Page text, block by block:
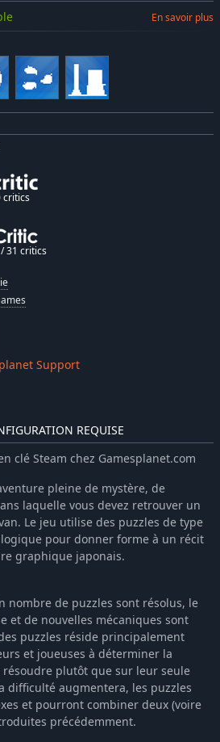
REQUISE
clé Steam chez Gamesplanet.com
pleine de mystère, de
laquelle vous devez retrouver un
Le jeu utilise des puzzles de type
pour donner forme à un récit
graphique japonais.
nombre de puzzles sont résolus, le
et de nouvelles mécaniques sont
puzzles réside principalement
et joueuses à déterminer la
plutôt que sur leur seule
difficulté augmentera, les puzzles
et pourront combiner deux (voire
précédemment.
En savoir plus
critics
31 critics
Support